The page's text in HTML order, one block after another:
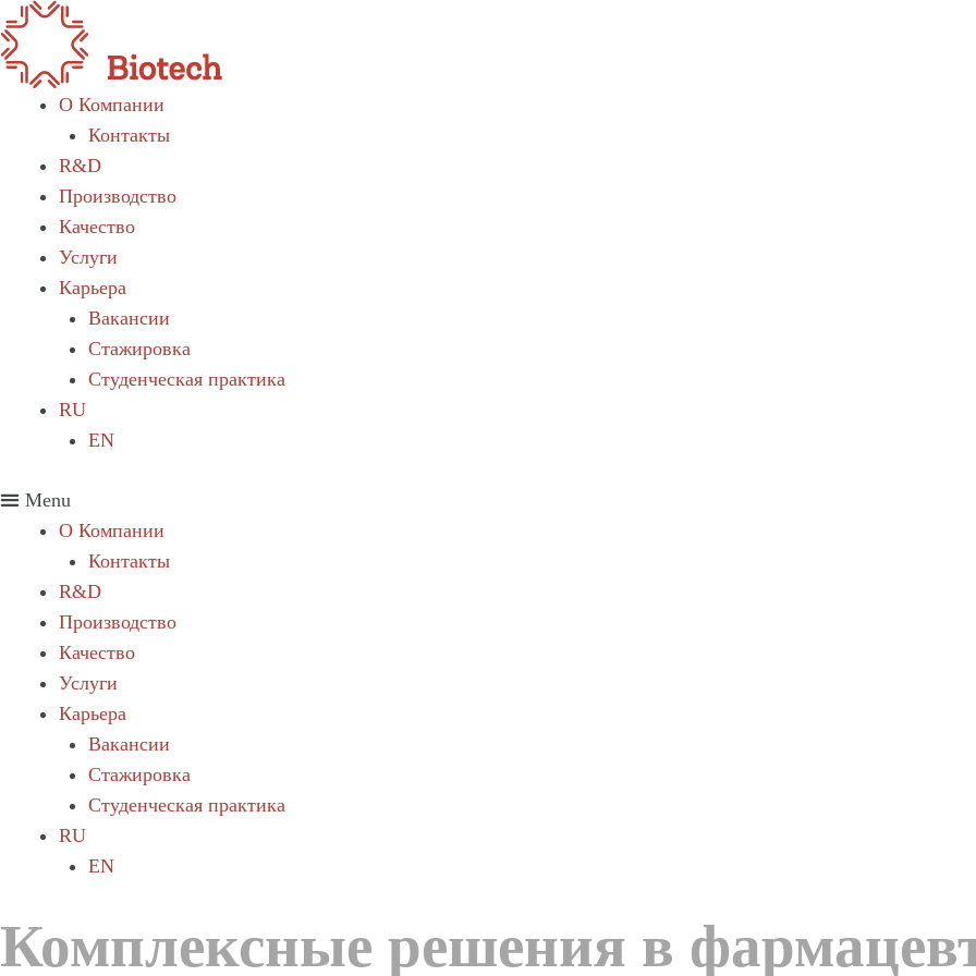
О Компании
Контакты
R&D
Производство
Качество
Услуги
Карьера
Вакансии
Стажировка
Студенческая практика
RU
EN
Menu
О Компании
Контакты
R&D
Производство
Качество
Услуги
Карьера
Вакансии
Стажировка
Студенческая практика
RU
EN
Комплексные решения в